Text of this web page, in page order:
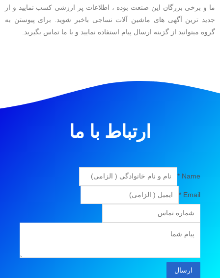
ما و برخی بزرگان این صنعت بوده ، اطلاعات پر ارزشی کسب نمایید و از
جدید ترین آگهی های ماشین آلات نساجی باخبر شوید. برای پیوستن به
گروه میتوانید از گزینه ارسال پیام استفاده نمایید و با ما تماس بگیرید.
ارتباط با ما
Name
*
Email
*
ارسال